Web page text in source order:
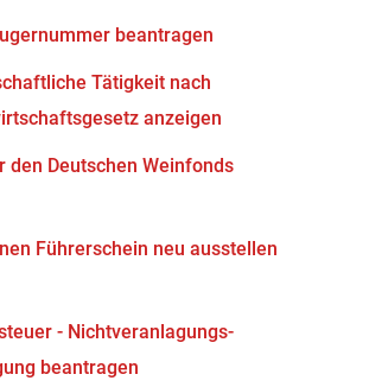
beantragen
Tätigkeit nach
anzeigen
den Deutschen Weinfonds
Führerschein neu ausstellen
- Nichtveranlagungs-
beantragen